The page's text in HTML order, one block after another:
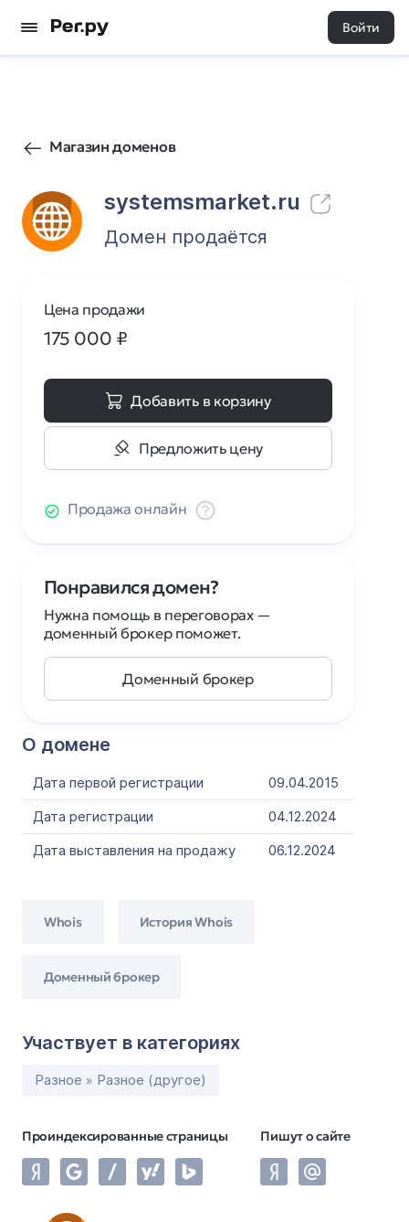
Войти
Магазин доменов
systemsmarket.ru
4 0
Домен продаётся
О домене
Дата первой регистрации
09.04.2015
Дата регистрации
04.12.2024
Дата выставления на продажу
06.12.2024
Whois История Whois
Доменный брокер
Участвует в категориях
Разное » Разное (другое)
Проиндексированные страницы Пишут о сайте
Цена продажи
175 000 ₽
Добавить в корзину
Предложить цену
Продажа онлайн
Понравился домен?
Нужна помощь в переговорах —
доменный брокер поможет.
Доменный брокер